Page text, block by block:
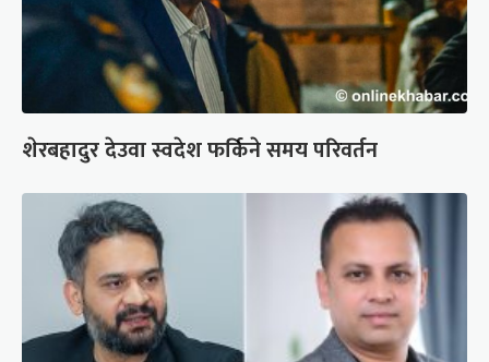
शेरबहादुर देउवा स्वदेश फर्किने समय परिवर्तन